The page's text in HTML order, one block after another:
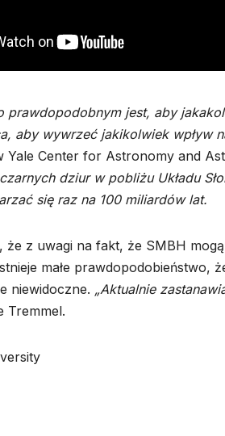
prawdopodobnym jest, aby
aby wywrzeć jakikolwiek wpływ
Yale Center for Astronomy and
dziur w pobliżu Układu
się raz na 100 miliardów lat.
że z uwagi na fakt, że SMBH
małe prawdopodobieństwo,
niewidoczne. „Aktualnie
Tremmel.